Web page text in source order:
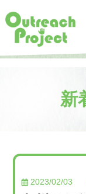
新
2023/02/03